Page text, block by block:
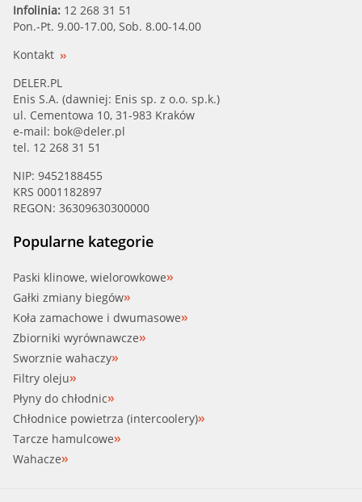
Infolinia: 12 268 31 51
Pon.-Pt. 9.00-17.00, Sob. 8.00-14.00
Kontakt
DELER.PL
Enis S.A. (dawniej: Enis sp. z o.o. sp.k.)
ul. Cementowa 10, 31-983 Kraków
e-mail: bok@deler.pl
tel. 12 268 31 51
NIP: 9452188455
KRS 0001182897
REGON: 36309630300000
Popularne kategorie
Paski klinowe, wielorowkowe
Gałki zmiany biegów
Koła zamachowe i dwumasowe
Zbiorniki wyrównawcze
Sworznie wahaczy
Filtry oleju
Płyny do chłodnic
Chłodnice powietrza (intercoolery)
Tarcze hamulcowe
Wahacze